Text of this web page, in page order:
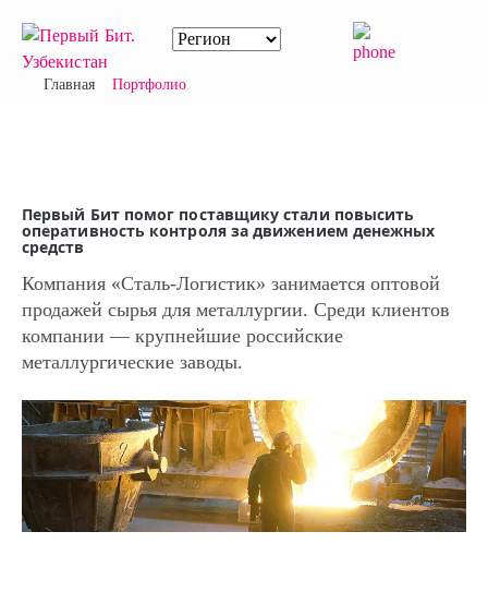
Главная Портфолио
Первый Бит помог поста­вщи­ку стали повысить
опера­тив­ность контроля за движе­нием денежных
средств
Компания «Сталь-Логистик» занимается оптовой
продажей сырья для металлургии. Среди клиентов
компании — крупнейшие российские
металлургические заводы.